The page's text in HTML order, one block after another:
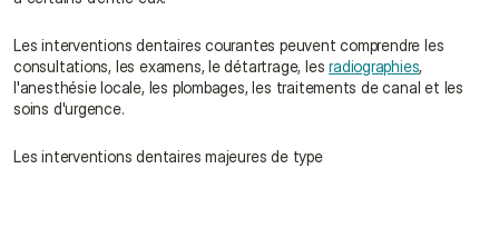
Les interventions dentaires courantes peuvent comprendre les
consultations, les examens, le détartrage, les radiographies,
l'anesthésie locale, les plombages, les traitements de canal et les
soins d'urgence.
Les interventions dentaires majeures de type